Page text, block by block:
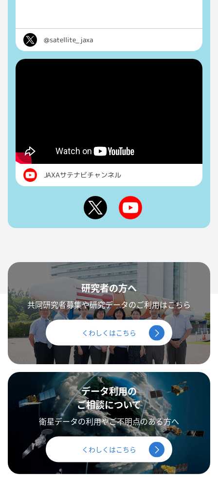
@satellite_jaxa
JAXAサテナビチャンネル
研究者の方へ
共同研究者募集や研究データのご利用はこちら
くわしくはこちら
データ利用の
ご相談について
衛星データの利用やご不明点のある方へ
くわしくはこちら